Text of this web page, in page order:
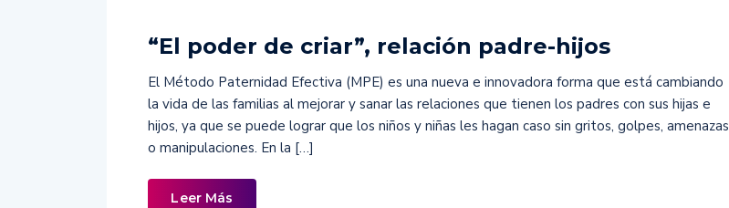
“El poder de criar”, relación padre-hijos
El Método Paternidad Efectiva (MPE) es una nueva e innovadora forma que está cambiando
la vida de las familias al mejorar y sanar las relaciones que tienen los padres con sus hijas e
hijos, ya que se puede lograr que los niños y niñas les hagan caso sin gritos, golpes, amenazas
o manipulaciones. En la […]
Leer Más